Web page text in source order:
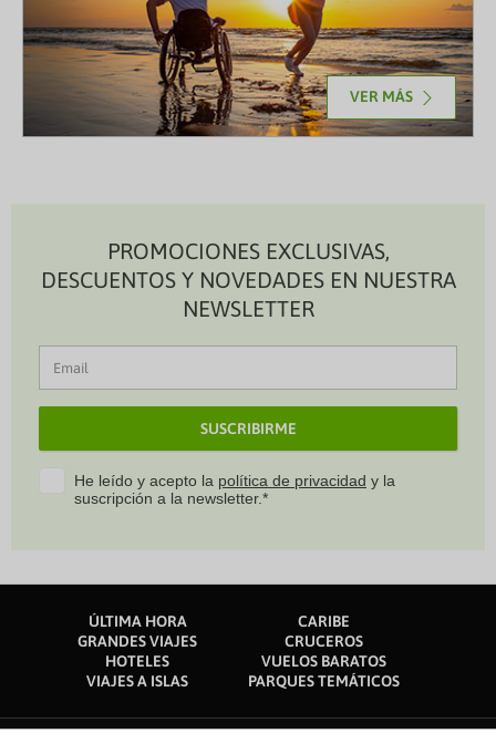
VER MÁS
PROMOCIONES EXCLUSIVAS,
DESCUENTOS Y NOVEDADES EN NUESTRA
NEWSLETTER
SUSCRIBIRME
He leído y acepto la política de privacidad y la
suscripción a la newsletter.*
ÚLTIMA HORA
CARIBE
GRANDES VIAJES
CRUCEROS
HOTELES
VUELOS BARATOS
VIAJES A ISLAS
PARQUES TEMÁTICOS